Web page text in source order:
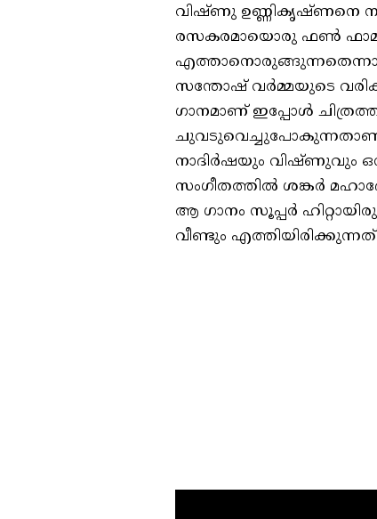
വിഷ്ണു ഉണ്ണികൃഷ്ണനെ
രസകരമായൊരു ഫൺ
സന്തോഷ് വർമ്മയുടെ
ഗാനമാണ് ഇപ്പോൾ
ചുവടുവെച്ചുപോകുന്നതാണ്
നാദിർഷയും വിഷ്ണുവും
സംഗീതത്തിൽ ശങ്കർ
ആ ഗാനം സൂപ്പർ
വീണ്ടും